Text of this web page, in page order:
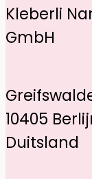
Kleberli
GmbH
10405
Duitsland